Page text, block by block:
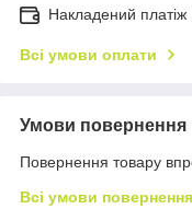
Накладений платіж
Всі умови оплати
Умови повернення
Повернення товару
Всі умови повернення